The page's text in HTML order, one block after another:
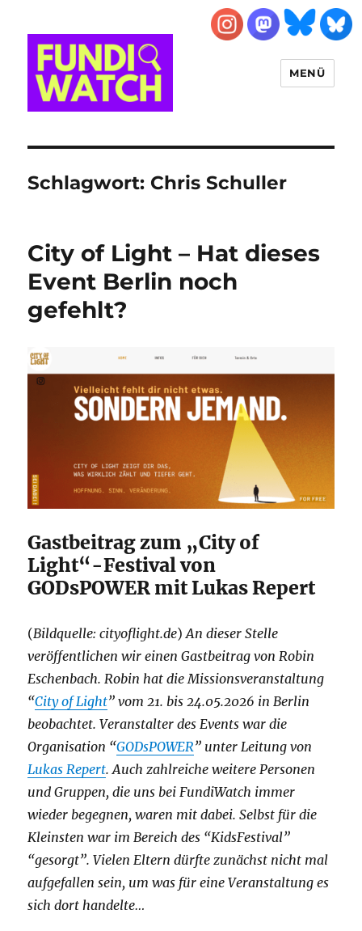
MENÜ
Schlagwort: Chris Schuller
City of Light – Hat dieses
Event Berlin noch
gefehlt?
Gastbeitrag zum „City of
Light“-Festival von
GODsPOWER mit Lukas Repert
(Bildquelle: cityoflight.de)An dieser Stelle
veröffentlichen wir einen Gastbeitrag von Robin
Eschenbach. Robin hat die Missionsveranstaltung
“City of Light” vom 21. bis 24.05.2026 in Berlin
beobachtet. Veranstalter des Events war die
Organisation “GODsPOWER” unter Leitung von
Lukas Repert. Auch zahlreiche weitere Personen
und Gruppen, die uns bei FundiWatch immer
wieder begegnen, waren mit dabei. Selbst für die
Kleinsten war im Bereich des “KidsFestival”
“gesorgt”. Vielen Eltern dürfte zunächst nicht mal
aufgefallen sein, um was für eine Veranstaltung es
sich dort handelte…